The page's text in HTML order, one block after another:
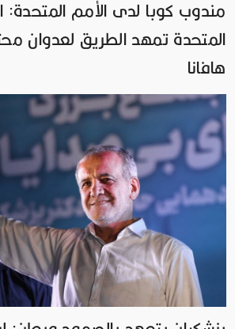
مندوب كوبا لدى الأمم المتحدة:
المتحدة تمهد الطريق لعدوان
هافانا